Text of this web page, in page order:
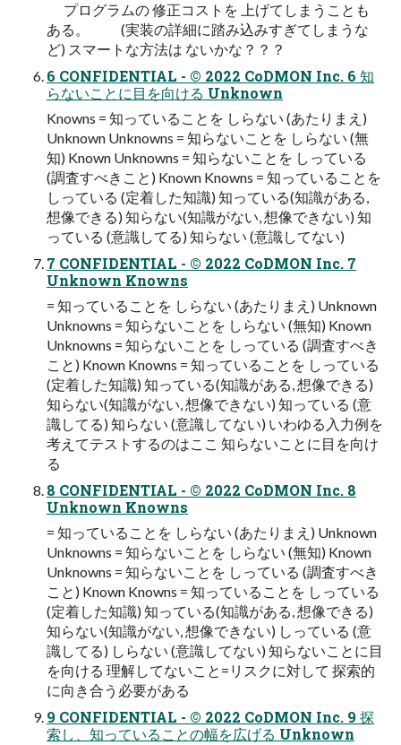
プログラムの 修正コストを 上げてしまうことも
ある。 (実装の詳細に踏み込みすぎてしまうな
ど) スマートな方法は ないかな？？？
6 CONFIDENTIAL - © 2022 CoDMON Inc. 6 知
らないことに目を向ける Unknown
Knowns = 知っていることを しらない (あたりまえ)
Unknown Unknowns = 知らないことを しらない (無
知) Known Unknowns = 知らないことを しっている
(調査すべきこと) Known Knowns = 知っていることを
しっている (定着した知識) 知っている(知識がある,
想像できる) 知らない(知識がない, 想像できない) 知
っている (意識してる) 知らない (意識してない)
7 CONFIDENTIAL - © 2022 CoDMON Inc. 7
Unknown Knowns
= 知っていることを しらない (あたりまえ) Unknown
Unknowns = 知らないことを しらない (無知) Known
Unknowns = 知らないことを しっている (調査すべき
こと) Known Knowns = 知っていることを しっている
(定着した知識) 知っている(知識がある, 想像できる)
知らない(知識がない, 想像できない) 知っている (意
識してる) 知らない (意識してない) いわゆる入力例を
考えてテストするのはここ 知らないことに目を向け
る
8 CONFIDENTIAL - © 2022 CoDMON Inc. 8
Unknown Knowns
= 知っていることを しらない (あたりまえ) Unknown
Unknowns = 知らないことを しらない (無知) Known
Unknowns = 知らないことを しっている (調査すべき
こと) Known Knowns = 知っていることを しっている
(定着した知識) 知っている(知識がある, 想像できる)
知らない(知識がない, 想像できない) しっている (意
識してる) しらない (意識してない) 知らないことに目
を向ける 理解してないこと=リスクに対して 探索的
に向き合う必要がある
9 CONFIDENTIAL - © 2022 CoDMON Inc. 9 探
索し、知っていることの幅を広げる Unknown